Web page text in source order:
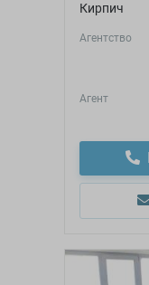
Кирпич
Агентство
Агент